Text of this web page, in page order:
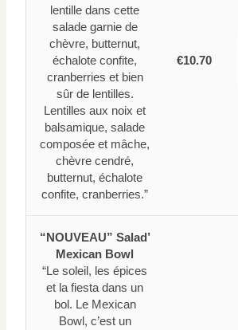
lentille dans cette
salade garnie de
chèvre, butternut,
échalote confite,
cranberries et bien
sûr de lentilles.
Lentilles aux noix et
balsamique, salade
composée et mâche,
chèvre cendré,
butternut, échalote
confite, cranberries.”
€10.70
“NOUVEAU” Salad’
Mexican Bowl
“Le soleil, les épices
et la fiesta dans un
bol. Le Mexican
Bowl, c’est un